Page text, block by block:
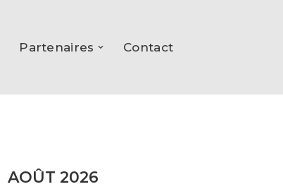
Partenaires Contact
AOÛT 2026